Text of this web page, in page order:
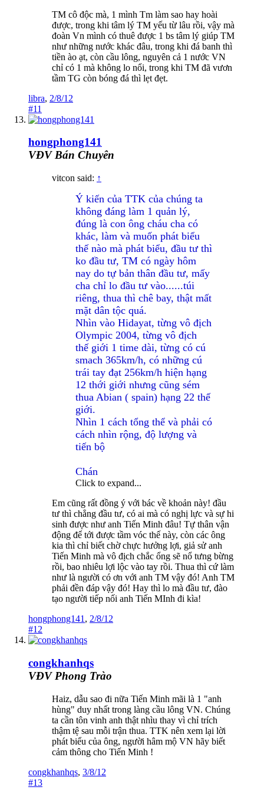
TM cô độc mà, 1 mình Tm làm sao hay hoài
được, trong khi tâm lý TM yếu từ lâu rồi, vậy mà
đoàn Vn mình có thuê được 1 bs tâm lý giúp TM
như những nước khác đâu, trong khi đá banh thì
tiền ào ạt, còn cầu lông, nguyên cả 1 nước VN
chỉ có 1 mà không lo nổi, trong khi TM đã vươn
tầm TG còn bóng đá thì lẹt đẹt.
libra, 2/8/12
#11
hongphong141
VĐV Bán Chuyên
vitcon said: ↑
Ý kiến của TTK của chúng ta
không đáng làm 1 quản lý,
đúng là con ông cháu cha có
khác, làm và muốn phát biểu
thế nào mà phát biểu, đầu tư thì
ko đầu tư, TM có ngày hôm
nay do tự bản thân đầu tư, mấy
cha chỉ lo đầu tư vào......túi
riêng, thua thì chê bay, thật mất
mặt dân tộc quá.
Nhìn vào Hidayat, từng vô địch
Olympic 2004, từng vô địch
thế giới 1 time dài, từng có cú
smach 365km/h, có những cú
trái tay đạt 256km/h hiện hạng
12 thới giới nhưng cũng sém
thua Abian ( spain) hạng 22 thế
giới.
Nhìn 1 cách tổng thể và phải có
cách nhìn rộng, độ lượng và
tiến bộ
Chán
Click to expand...
Em cũng rất đồng ý với bác về khoản này! đầu
tư thì chẳng đầu tư, có ai mà có nghị lực và sự hi
sinh được như anh Tiến Minh đâu! Tự thân vận
động để tới được tầm vóc thế này, còn các ông
kia thì chỉ biết chờ chực hưởng lợi, giả sử anh
Tiến Minh mà vô địch chắc ổng sẽ nổ tưng bừng
rồi, bao nhiêu lợi lộc vào tay rồi. Thua thì cứ làm
như là người có ơn với anh TM vậy đó! Anh TM
phải đền đáp vậy đó! Hay thì lo mà đầu tư, đào
tạo người tiếp nối anh Tiến MInh đi kìa!
hongphong141 , 2/8/12
#12
congkhanhqs
VĐV Phong Trào
Haiz, dẫu sao đi nữa Tiến Minh mãi là 1 "anh
hùng" duy nhất trong làng cầu lông VN. Chúng
ta cần tôn vinh anh thật nhìu thay vì chỉ trích
thậm tệ sau mỗi trận thua. TTK nên xem lại lời
phát biểu của ông, người hâm mộ VN hãy biết
cảm thông cho Tiến Minh !
congkhanhqs, 3/8/12
#13